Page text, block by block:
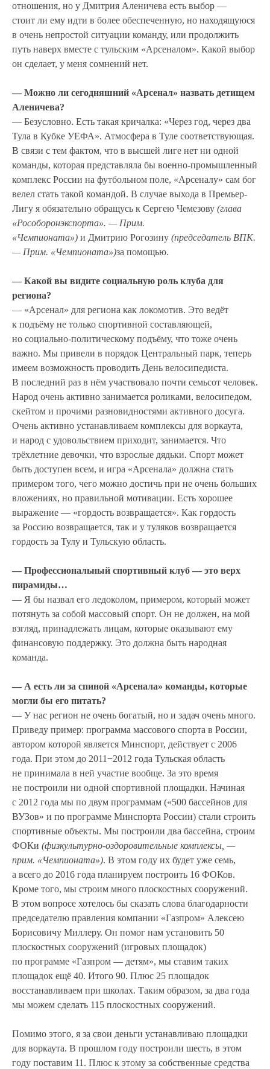
отношения, но у Дмитрия Аленичева есть выбор —
стоит ли ему идти в более обеспеченную, но находящуюся
в очень непростой ситуации команду, или продолжить
путь наверх вместе с тульским «Арсеналом». Какой выбор
он сделает, у меня сомнений нет.
— Можно ли сегодняшний «Арсенал» назвать детищем
Аленичева?
— Безусловно. Есть такая кричалка: «Через год, через два
Тула в Кубке УЕФА». Атмосфера в Туле соответствующая.
В связи с тем фактом, что в высшей лиге нет ни одной
команды, которая представляла бы военно-промышленный
комплекс России на футбольном поле, «Арсеналу» сам бог
велел стать такой командой. В случае выхода в Премьер-
Лигу я обязательно обращусь к Сергею Чемезову (глава
«Рособоронэкспорта». — Прим.
«Чемпионата») и Дмитрию Рогозину (председатель ВПК.
— Прим. «Чемпионата»)за помощью.
— Какой вы видите социальную роль клуба для
региона?
— «Арсенал» для региона как локомотив. Это ведёт
к подъёму не только спортивной составляющей,
но социально-политическому подъёму, что тоже очень
важно. Мы привели в порядок Центральный парк, теперь
имеем возможность проводить День велосипедиста.
В последний раз в нём участвовало почти семьсот человек.
Народ очень активно занимается роликами, велосипедом,
скейтом и прочими разновидностями активного досуга.
Очень активно устанавливаем комплексы для воркаута,
и народ с удовольствием приходит, занимается. Что
трёхлетние девочки, что взрослые дядьки. Спорт может
быть доступен всем, и игра «Арсенала» должна стать
примером того, чего можно достичь при не очень больших
вложениях, но правильной мотивации. Есть хорошее
выражение — «гордость возвращается». Как гордость
за Россию возвращается, так и у туляков возвращается
гордость за Тулу и Тульскую область.
— Профессиональный спортивный клуб — это верх
пирамиды…
— Я бы назвал его ледоколом, примером, который может
потянуть за собой массовый спорт. Он не должен, на мой
взгляд, принадлежать лицам, которые оказывают ему
финансовую поддержку. Это должна быть народная
команда.
— А есть ли за спиной «Арсенала» команды, которые
могли бы его питать?
— У нас регион не очень богатый, но и задач очень много.
Приведу пример: программа массового спорта в России,
автором которой является Минспорт, действует с 2006
года. При этом до 2011−2012 года Тульская область
не принимала в ней участие вообще. За это время
не построили ни одной спортивной площадки. Начиная
с 2012 года мы по двум программам («500 бассейнов для
ВУЗов» и по программе Минспорта России) стали строить
спортивные объекты. Мы построили два бассейна, строим
ФОКи (физкультурно-оздоровительные комплексы, —
прим. «Чемпионата»). В этом году их будет уже семь,
а всего до 2016 года планируем построить 16 ФОКов.
Кроме того, мы строим много плоскостных сооружений.
В этом вопросе хотелось бы сказать слова благодарности
председателю правления компании «Газпром» Алексею
Борисовичу Миллеру. Он помог нам установить 50
плоскостных сооружений (игровых площадок)
по программе «Газпром — детям», мы ставим таких
площадок ещё 40. Итого 90. Плюс 25 площадок
восстанавливаем при школах. Таким образом, за два года
мы можем сделать 115 плоскостных сооружений.
Помимо этого, я за свои деньги устанавливаю площадки
для воркаута. В прошлом году построили шесть, в этом
году поставим 11. Плюс к этому за собственные средства